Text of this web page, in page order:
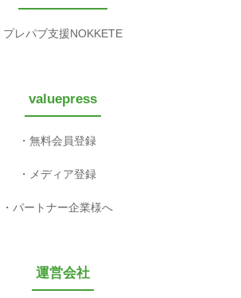
プレパブ支援NOKKETE
valuepress
無料会員登録
メディア登録
パートナー企業様へ
運営会社